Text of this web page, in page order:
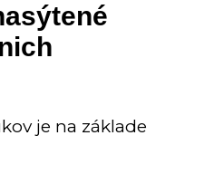
je na základe